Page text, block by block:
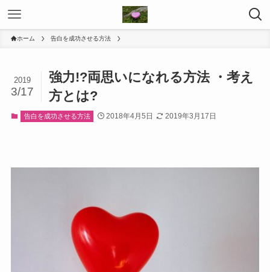
ホーム 告白を成功させる方法
強力!?両思いになれる方法 ・考え
方とは?
2019
3/17
告白を成功させる方法 2018年4月5日 2019年3月17日